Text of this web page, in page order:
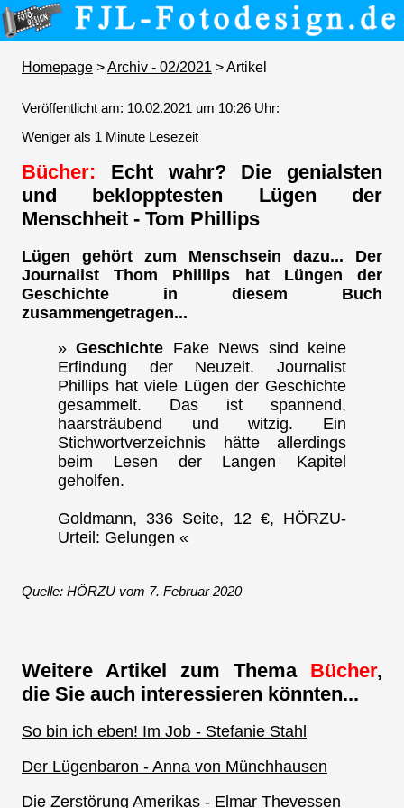
Homepage >Archiv - 02/2021 > Artikel
Veröffentlicht am: 10.02.2021 um 10:26 Uhr:
Weniger als 1 Minute Lesezeit
Bücher: Echt wahr? Die genialsten
und beklopptesten Lügen der
Menschheit - Tom Phillips
Lügen gehört zum Menschsein dazu... Der
Journalist Thom Phillips hat Lüngen der
Geschichte in diesem Buch
zusammengetragen...
»Geschichte Fake News sind keine
Erfindung der Neuzeit. Journalist
Phillips hat viele Lügen der Geschichte
gesammelt. Das ist spannend,
haarsträubend und witzig. Ein
Stichwortverzeichnis hätte allerdings
beim Lesen der Langen Kapitel
geholfen.
Goldmann, 336 Seite, 12 €, HÖRZU-
Urteil: Gelungen «
Quelle: HÖRZU vom 7. Februar 2020
Weitere Artikel zum Thema Bücher,
die Sie auch interessieren könnten...
So bin ich eben! Im Job - Stefanie Stahl
Der Lügenbaron - Anna von Münchhausen
Die Zerstörung Amerikas - Elmar Thevessen